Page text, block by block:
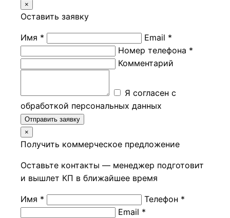
×
Оставить заявку
Имя *
Email *
Номер телефона *
Комментарий
Я согласен с
обработкой персональных данных
Отправить заявку
×
Получить коммерческое предложение
Оставьте контакты — менеджер подготовит
и вышлет КП в ближайшее время
Имя *
Телефон *
Email *